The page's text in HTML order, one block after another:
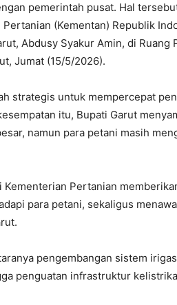
pemerintah pusat. Hal
(Kementan) Republik
Abdusy Syakur Amin, di Ruang
Jumat (15/5/2026).
strategis untuk mempercepat
itu, Bupati Garut
namun para petani masih
Pertanian
para petani, sekaligus
pengembangan sistem
penguatan infrastruktur